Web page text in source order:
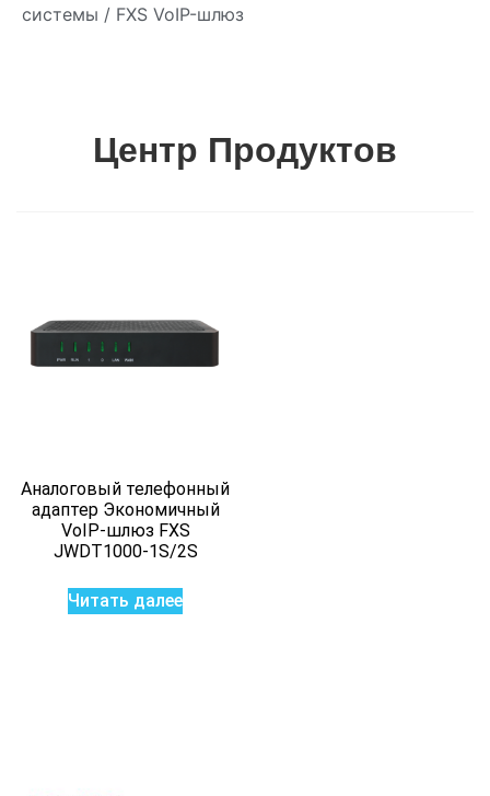
системы / FXS VoIP-шлюз
Центр Продуктов
Аналоговый телефонный
адаптер Экономичный
VoIP-шлюз FXS
JWDT1000-1S/2S
Читать далее